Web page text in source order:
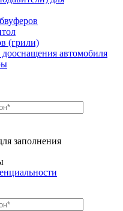
(грили)
автомобиля
заполнения